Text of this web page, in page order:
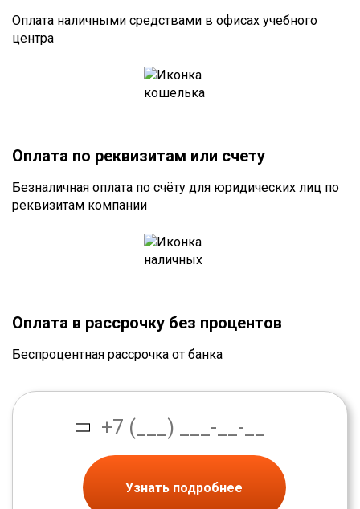
Оплата наличными средствами в офисах учебного
центра
Оплата по реквизитам или счету
Безналичная оплата по счёту для юридических лиц по
реквизитам компании
Оплата в рассрочку без процентов
Беспроцентная рассрочка от банка
Узнать подробнее